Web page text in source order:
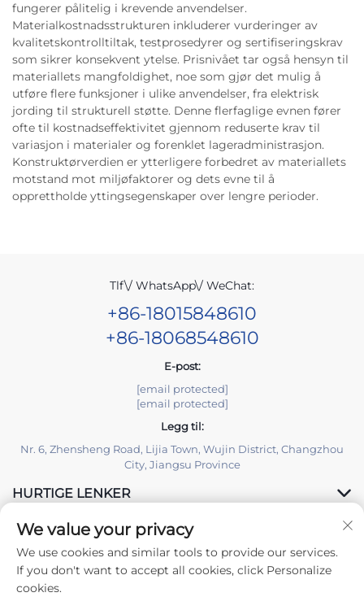
fungerer pålitelig i krevende anvendelser.
Materialkostnadsstrukturen inkluderer vurderinger av
kvalitetskontrolltiltak, testprosedyrer og sertifiseringskrav
som sikrer konsekvent ytelse. Prisnivået tar også hensyn til
materiallets mangfoldighet, noe som gjør det mulig å
utføre flere funksjoner i ulike anvendelser, fra elektrisk
jording til strukturell støtte. Denne flerfaglige evnen fører
ofte til kostnadseffektivitet gjennom reduserte krav til
variasjon i materialer og forenklet lageradministrasjon.
Konstruktørverdien er ytterligere forbedret av materiallets
motstand mot miljøfaktorer og dets evne til å
opprettholde yttingsegenskaper over lengre perioder.
Tlf\/ WhatsApp\/ WeChat:
+86-18015848610
+86-18068548610
E-post:
[email protected]
[email protected]
Legg til:
Nr. 6, Zhensheng Road, Lijia Town, Wujin District, Changzhou
City, Jiangsu Province
HURTIGE LENKER
PRODUKTER
We value your privacy
We use cookies and similar tools to provide our services.
If you don't want to accept all cookies, click Personalize
cookies.